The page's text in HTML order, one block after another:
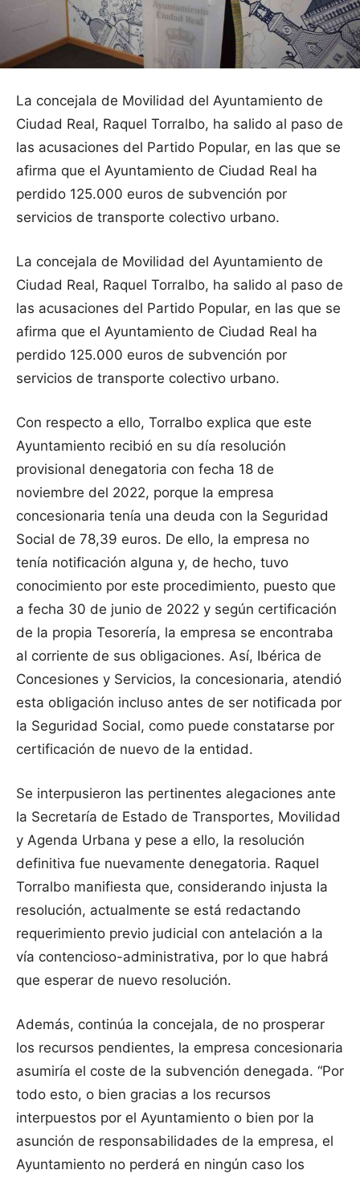
La concejala de Movilidad del Ayuntamiento de
Ciudad Real, Raquel Torralbo, ha salido al paso de
las acusaciones del Partido Popular, en las que se
afirma que el Ayuntamiento de Ciudad Real ha
perdido 125.000 euros de subvención por
servicios de transporte colectivo urbano.
La concejala de Movilidad del Ayuntamiento de
Ciudad Real, Raquel Torralbo, ha salido al paso de
las acusaciones del Partido Popular, en las que se
afirma que el Ayuntamiento de Ciudad Real ha
perdido 125.000 euros de subvención por
servicios de transporte colectivo urbano.
Con respecto a ello, Torralbo explica que este
Ayuntamiento recibió en su día resolución
provisional denegatoria con fecha 18 de
noviembre del 2022, porque la empresa
concesionaria tenía una deuda con la Seguridad
Social de 78,39 euros. De ello, la empresa no
tenía notificación alguna y, de hecho, tuvo
conocimiento por este procedimiento, puesto que
a fecha 30 de junio de 2022 y según certificación
de la propia Tesorería, la empresa se encontraba
al corriente de sus obligaciones. Así, Ibérica de
Concesiones y Servicios, la concesionaria, atendió
esta obligación incluso antes de ser notificada por
la Seguridad Social, como puede constatarse por
certificación de nuevo de la entidad.
Se interpusieron las pertinentes alegaciones ante
la Secretaría de Estado de Transportes, Movilidad
y Agenda Urbana y pese a ello, la resolución
definitiva fue nuevamente denegatoria. Raquel
Torralbo manifiesta que, considerando injusta la
resolución, actualmente se está redactando
requerimiento previo judicial con antelación a la
vía contencioso-administrativa, por lo que habrá
que esperar de nuevo resolución.
Además, continúa la concejala, de no prosperar
los recursos pendientes, la empresa concesionaria
asumiría el coste de la subvención denegada. “Por
todo esto, o bien gracias a los recursos
interpuestos por el Ayuntamiento o bien por la
asunción de responsabilidades de la empresa, el
Ayuntamiento no perderá en ningún caso los